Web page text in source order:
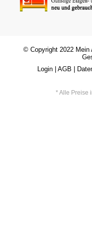
© Copyright 2022 Mein
Login| AGB |
* Alle Preise